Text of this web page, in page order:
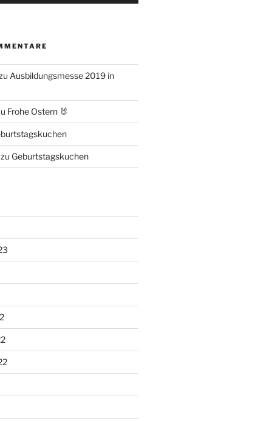
Ausbildungsmesse 2019 in
Frohe Ostern 🐰
Geburtstagskuchen